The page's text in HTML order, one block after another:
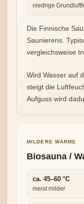
niedrige
Die Finnische
Saunierens.
vergleichsweise
Wird Wasser auf
steigt die
Aufguss wird
MILDERE WÄRME
Biosauna /
ca. 45–60 °C
meist milder